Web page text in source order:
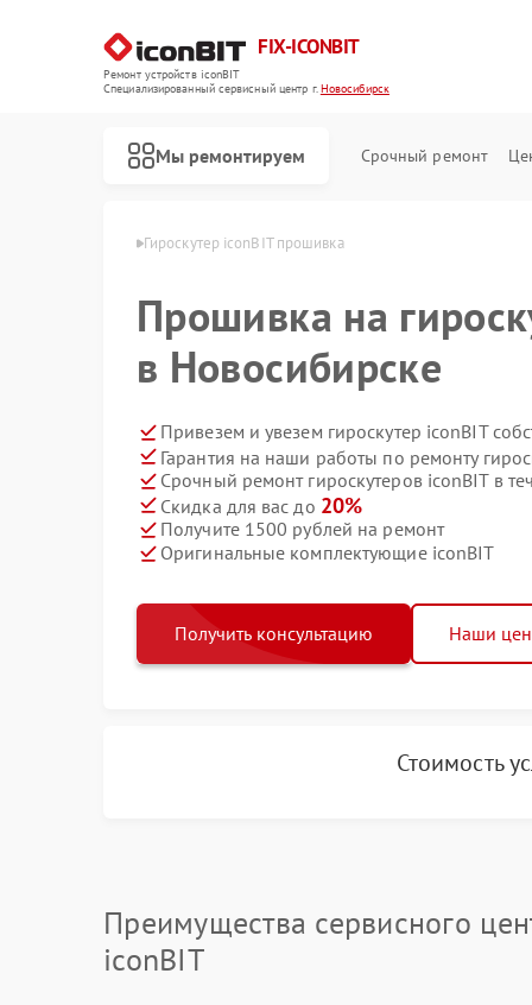
FIX-ICONBIT
Ремонт устройств iconBIT
Специализированный cервисный центр г.Новосибирск
Мы ремонтируем Срочный ремонт
Гироскутер iconBIT прошивка
Прошивка на
в Новосибирске
Привезем и увезем гироскутер iconBIT
Гарантия на наши работы по ремонту
Срочный ремонт гироскутеров iconBIT в
Скидка для вас до 20%
Получите 1500 рублей на ремонт
Оригинальные комплектующие iconBIT
Получить консультацию Наши
Стоимость
Преимущества сервисного
iconBIT